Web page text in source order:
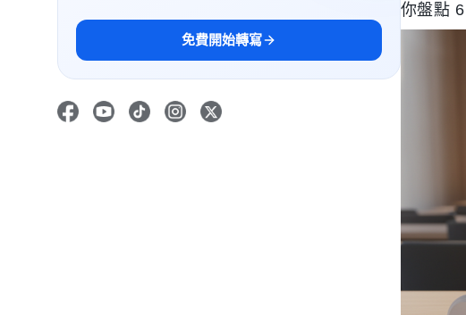
免費開始轉寫
你盤點